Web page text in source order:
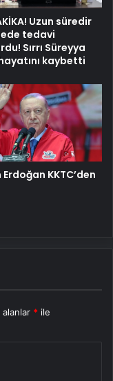
Uzun süredir
tedavi
Sırrı Süreyya
kaybetti
KKTC’den
* ile